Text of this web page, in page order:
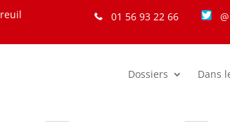
01 56 93 22 66
Dossiers Dans